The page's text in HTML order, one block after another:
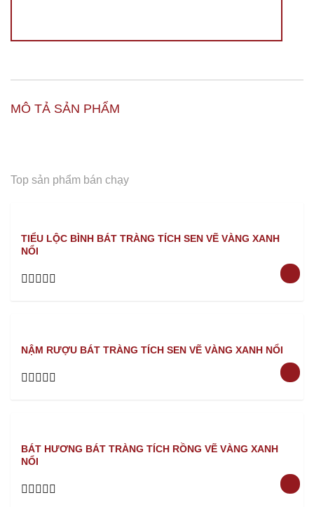
MÔ TẢ SẢN PHẨM
Top sản phẩm bán chạy
TIỂU LỘC BÌNH BÁT TRÀNG TÍCH SEN VẼ VÀNG XANH
NỔI
NẬM RƯỢU BÁT TRÀNG TÍCH SEN VẼ VÀNG XANH NỔI
BÁT HƯƠNG BÁT TRÀNG TÍCH RỒNG VẼ VÀNG XANH
NỔI